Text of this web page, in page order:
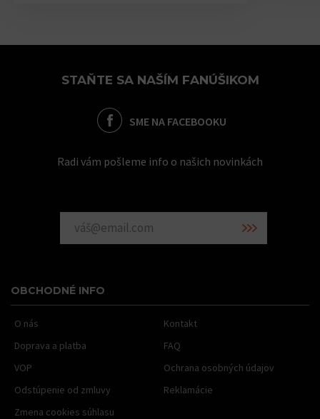
STAŇTE SA NAŠÍM FANÚŠIKOM
SME NA FACEBOOKU
Radi vám pošleme info o našich novinkách
OBCHODNÉ INFO
O nás
Kontakt
Doprava a platba
FAQ
VOP
Ochrana osobných údajov
Odstúpenie od zmluvy
Reklamácie
Zmena cookies súhlasu